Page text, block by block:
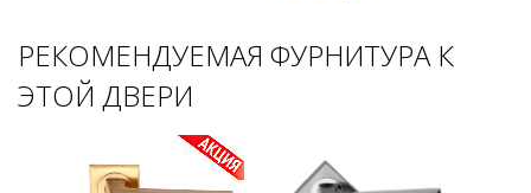
РЕКОМЕНДУЕМАЯ ФУРНИТУРА К
ЭТОЙ ДВЕРИ